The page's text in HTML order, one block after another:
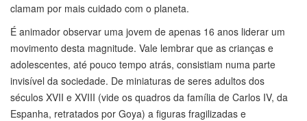
clamam por mais cuidado com o planeta.
É animador observar uma jovem de apenas 16 anos liderar um
movimento desta magnitude. Vale lembrar que as crianças e
adolescentes, até pouco tempo atrás, consistiam numa parte
invisível da sociedade. De miniaturas de seres adultos dos
séculos XVII e XVIII (vide os quadros da família de Carlos IV, da
Espanha, retratados por Goya) a figuras fragilizadas e